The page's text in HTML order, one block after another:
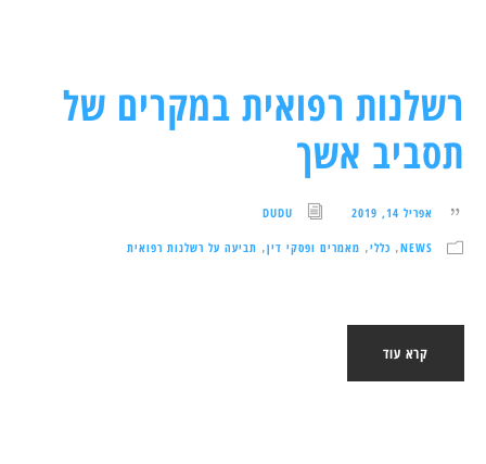
רשלנות רפואית במקרים של
תסביב אשך
אפריל 14, 2019 DUDU
NEWS
, כללי, מאמרים ופסקי דין, תביעה על רשלנות רפואית
קרא עוד